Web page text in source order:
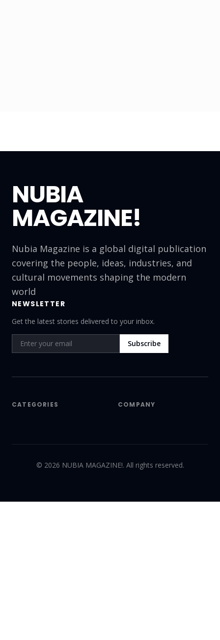
NUBIA
MAGAZINE!
Nubia Magazine is a global digital publication
covering the people, ideas, industries, and
cultural movements shaping the modern
world
NEWSLETTER
Get the latest stories delivered to your inbox.
Subscribe
CATEGORIES COMPANY
© 2026 NUBIA MAGAZINE!. All rights reserved.